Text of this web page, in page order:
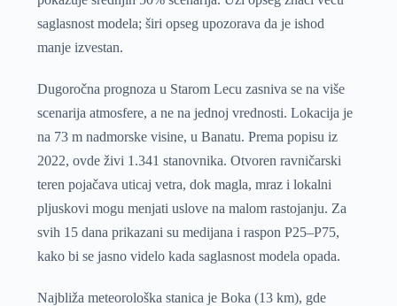
saglasnost modela; širi opseg upozorava da je ishod
manje izvestan.
Dugoročna prognoza u Starom Lecu zasniva se na više
scenarija atmosfere, a ne na jednoj vrednosti. Lokacija je
na 73 m nadmorske visine, u Banatu. Prema popisu iz
2022, ovde živi 1.341 stanovnika. Otvoren ravničarski
teren pojačava uticaj vetra, dok magla, mraz i lokalni
pljuskovi mogu menjati uslove na malom rastojanju. Za
svih 15 dana prikazani su medijana i raspon P25–P75,
kako bi se jasno videlo kada saglasnost modela opada.
Najbliža meteorološka stanica je Boka (13 km), gde